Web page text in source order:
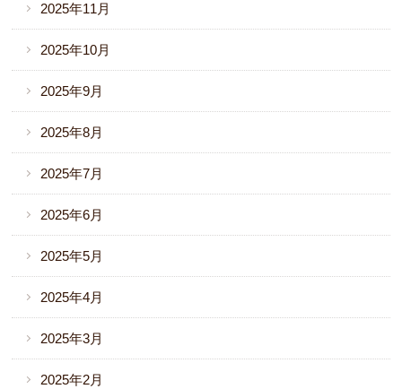
2025年11月
2025年10月
2025年9月
2025年8月
2025年7月
2025年6月
2025年5月
2025年4月
2025年3月
2025年2月